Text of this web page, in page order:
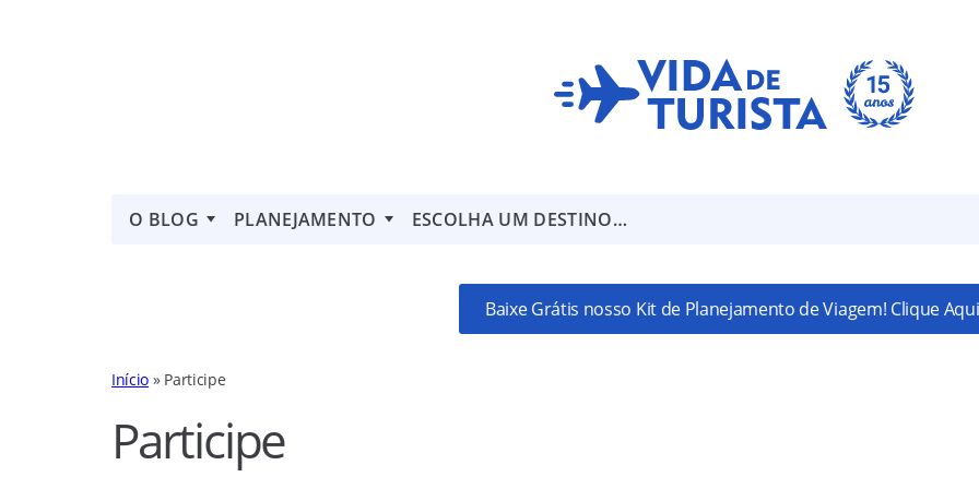
O BLOG PLANEJAMENTO ESCOLHA UM DESTINO…
Baixe Grátis nosso Kit de Planejamento de Viagem! Clique
Início » Participe
Participe